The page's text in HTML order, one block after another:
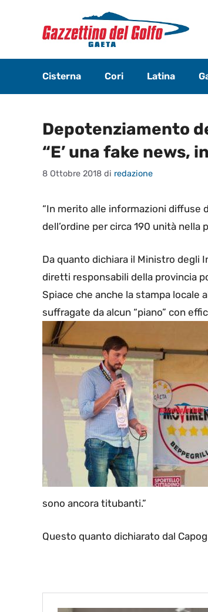
contenuto
Cisterna Cori Latina
Depotenziamento
“E’ una fake news,
8 Ottobre 2018 di redazione
“In merito alle informazioni diffuse
dell’ordine per circa 190 unità
Da quanto dichiara il Ministro degli
diretti responsabili della provincia
Spiace che anche la stampa locale
suffragate da alcun “piano” con
sono ancora titubanti.”
Questo quanto dichiarato dal